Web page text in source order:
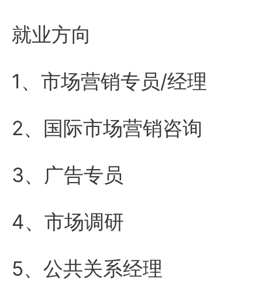
就业方向
1、市场营销专员/经理
2、国际市场营销咨询
3、广告专员
4、市场调研
5、公共关系经理